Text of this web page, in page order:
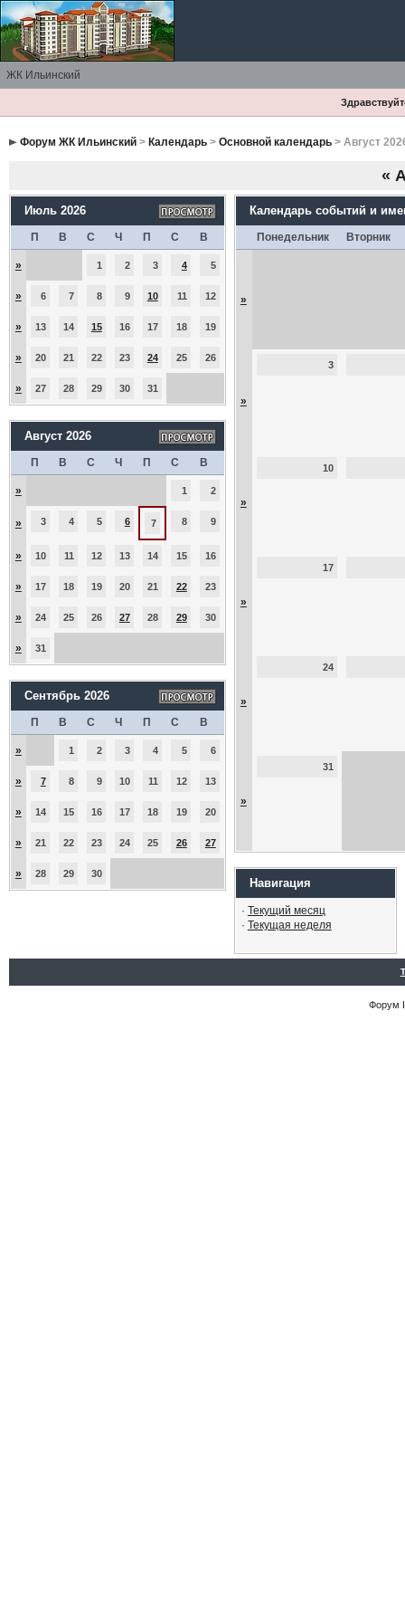
ЖК Ильинский
Форум ЖК Ильинский> Календарь> Основной календарь> Август
«
Июль 2026
П В С Ч П С В
» 1 2 3 4 5
» 6 7 8 9 10 11 12
» 13 14 15 16 17 18 19
» 20 21 22 23 24 25 26
» 27 28 29 30 31
Август 2026
П В С Ч П С В
» 1 2
» 3 4 5 6 7 8 9
» 10 11 12 13 14 15 16
» 17 18 19 20 21 22 23
» 24 25 26 27 28 29 30
» 31
Сентябрь 2026
П В С Ч П С В
» 1 2 3 4 5 6
» 7 8 9 10 11 12 13
» 14 15 16 17 18 19 20
» 21 22 23 24 25 26 27
» 28 29 30
Календарь событий и
Понедельник Вторник
»
»
3
»
10
»
17
»
24
»
31
Навигация
· Текущий месяц
· Текущая неделя
Форум